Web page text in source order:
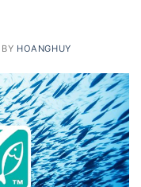
BY HOANGHUY